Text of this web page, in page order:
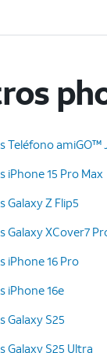
Teléfono amiGO™
iPhone 15 Pro Max
Galaxy Z Flip5
Galaxy XCover7
iPhone 16 Pro
iPhone 16e
Galaxy S25
Galaxy S25 Ultra